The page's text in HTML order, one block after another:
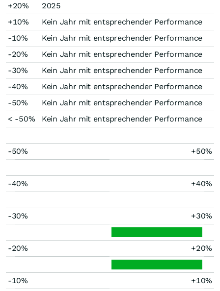
+20%
2025
+10%
Kein Jahr mit entsprechender Performance
-10%
Kein Jahr mit entsprechender Performance
-20%
Kein Jahr mit entsprechender Performance
-30%
Kein Jahr mit entsprechender Performance
-40%
Kein Jahr mit entsprechender Performance
-50%
Kein Jahr mit entsprechender Performance
< -50%
Kein Jahr mit entsprechender Performance
-50% +50%
-40% +40%
-30% +30%
-20% +20%
-10% +10%